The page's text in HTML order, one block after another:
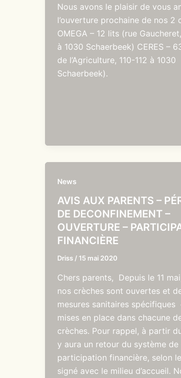
Nous avons le plaisir de vous
l’ouverture prochaine de nos 2
OMEGA – 12 lits (rue
à 1030 Schaerbeek) CERES –
de l’Agriculture, 110-112 à 1030
Schaerbeek).
News
AVIS AUX PARENTS –
DE DECONFINEMENT –
OUVERTURE –
FINANCIÈRE
Driss / 15 mai 2020
Chers parents, Depuis le 11
nos crèches sont ouvertes et
mesures sanitaires spécifiques
mises en place dans chacune
crèches. Pour rappel, à partir
y aura un retour du système de
participation financière, selon
signé avec le milieu d’accueil.